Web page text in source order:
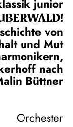
junior
von
und Mut
nach
Büttner
Orchester